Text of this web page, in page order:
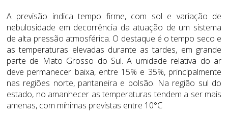
A previsão indica tempo firme, com sol e variação de
nebulosidade em decorrência da atuação de um sistema
de alta pressão atmosférica. O destaque é o tempo seco e
as temperaturas elevadas durante as tardes, em grande
parte de Mato Grosso do Sul. A umidade relativa do ar
deve permanecer baixa, entre 15% e 35%, principalmente
nas regiões norte, pantaneira e bolsão. Na região sul do
estado, no amanhecer as temperaturas tendem a ser mais
amenas, com mínimas previstas entre 10°C